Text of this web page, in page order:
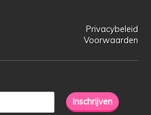
Privacybeleid
Voorwaarden